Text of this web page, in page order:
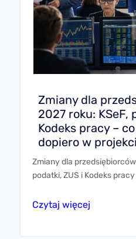
Zmiany dla
2027 roku: KSeF,
Kodeks pracy –
dopiero w
Zmiany dla
podatki, ZUS i Kodeks
Czytaj więcej